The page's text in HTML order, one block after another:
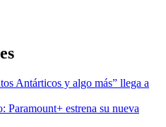
Antárticos y algo más” llega a
Paramount+ estrena su nueva